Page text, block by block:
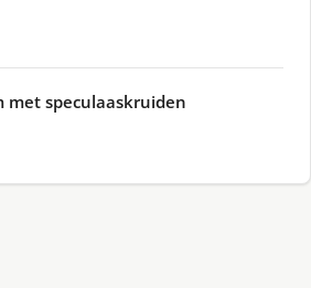
met speculaaskruiden